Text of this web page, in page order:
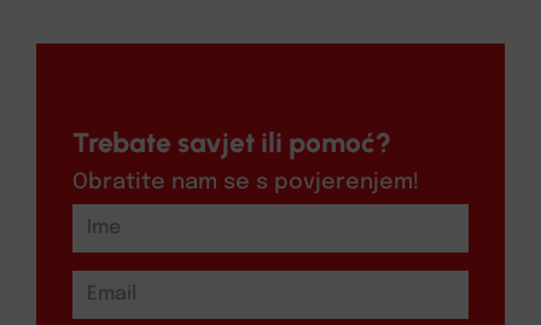
Trebate savjet ili pomoć?
Obratite nam se s povjerenjem!